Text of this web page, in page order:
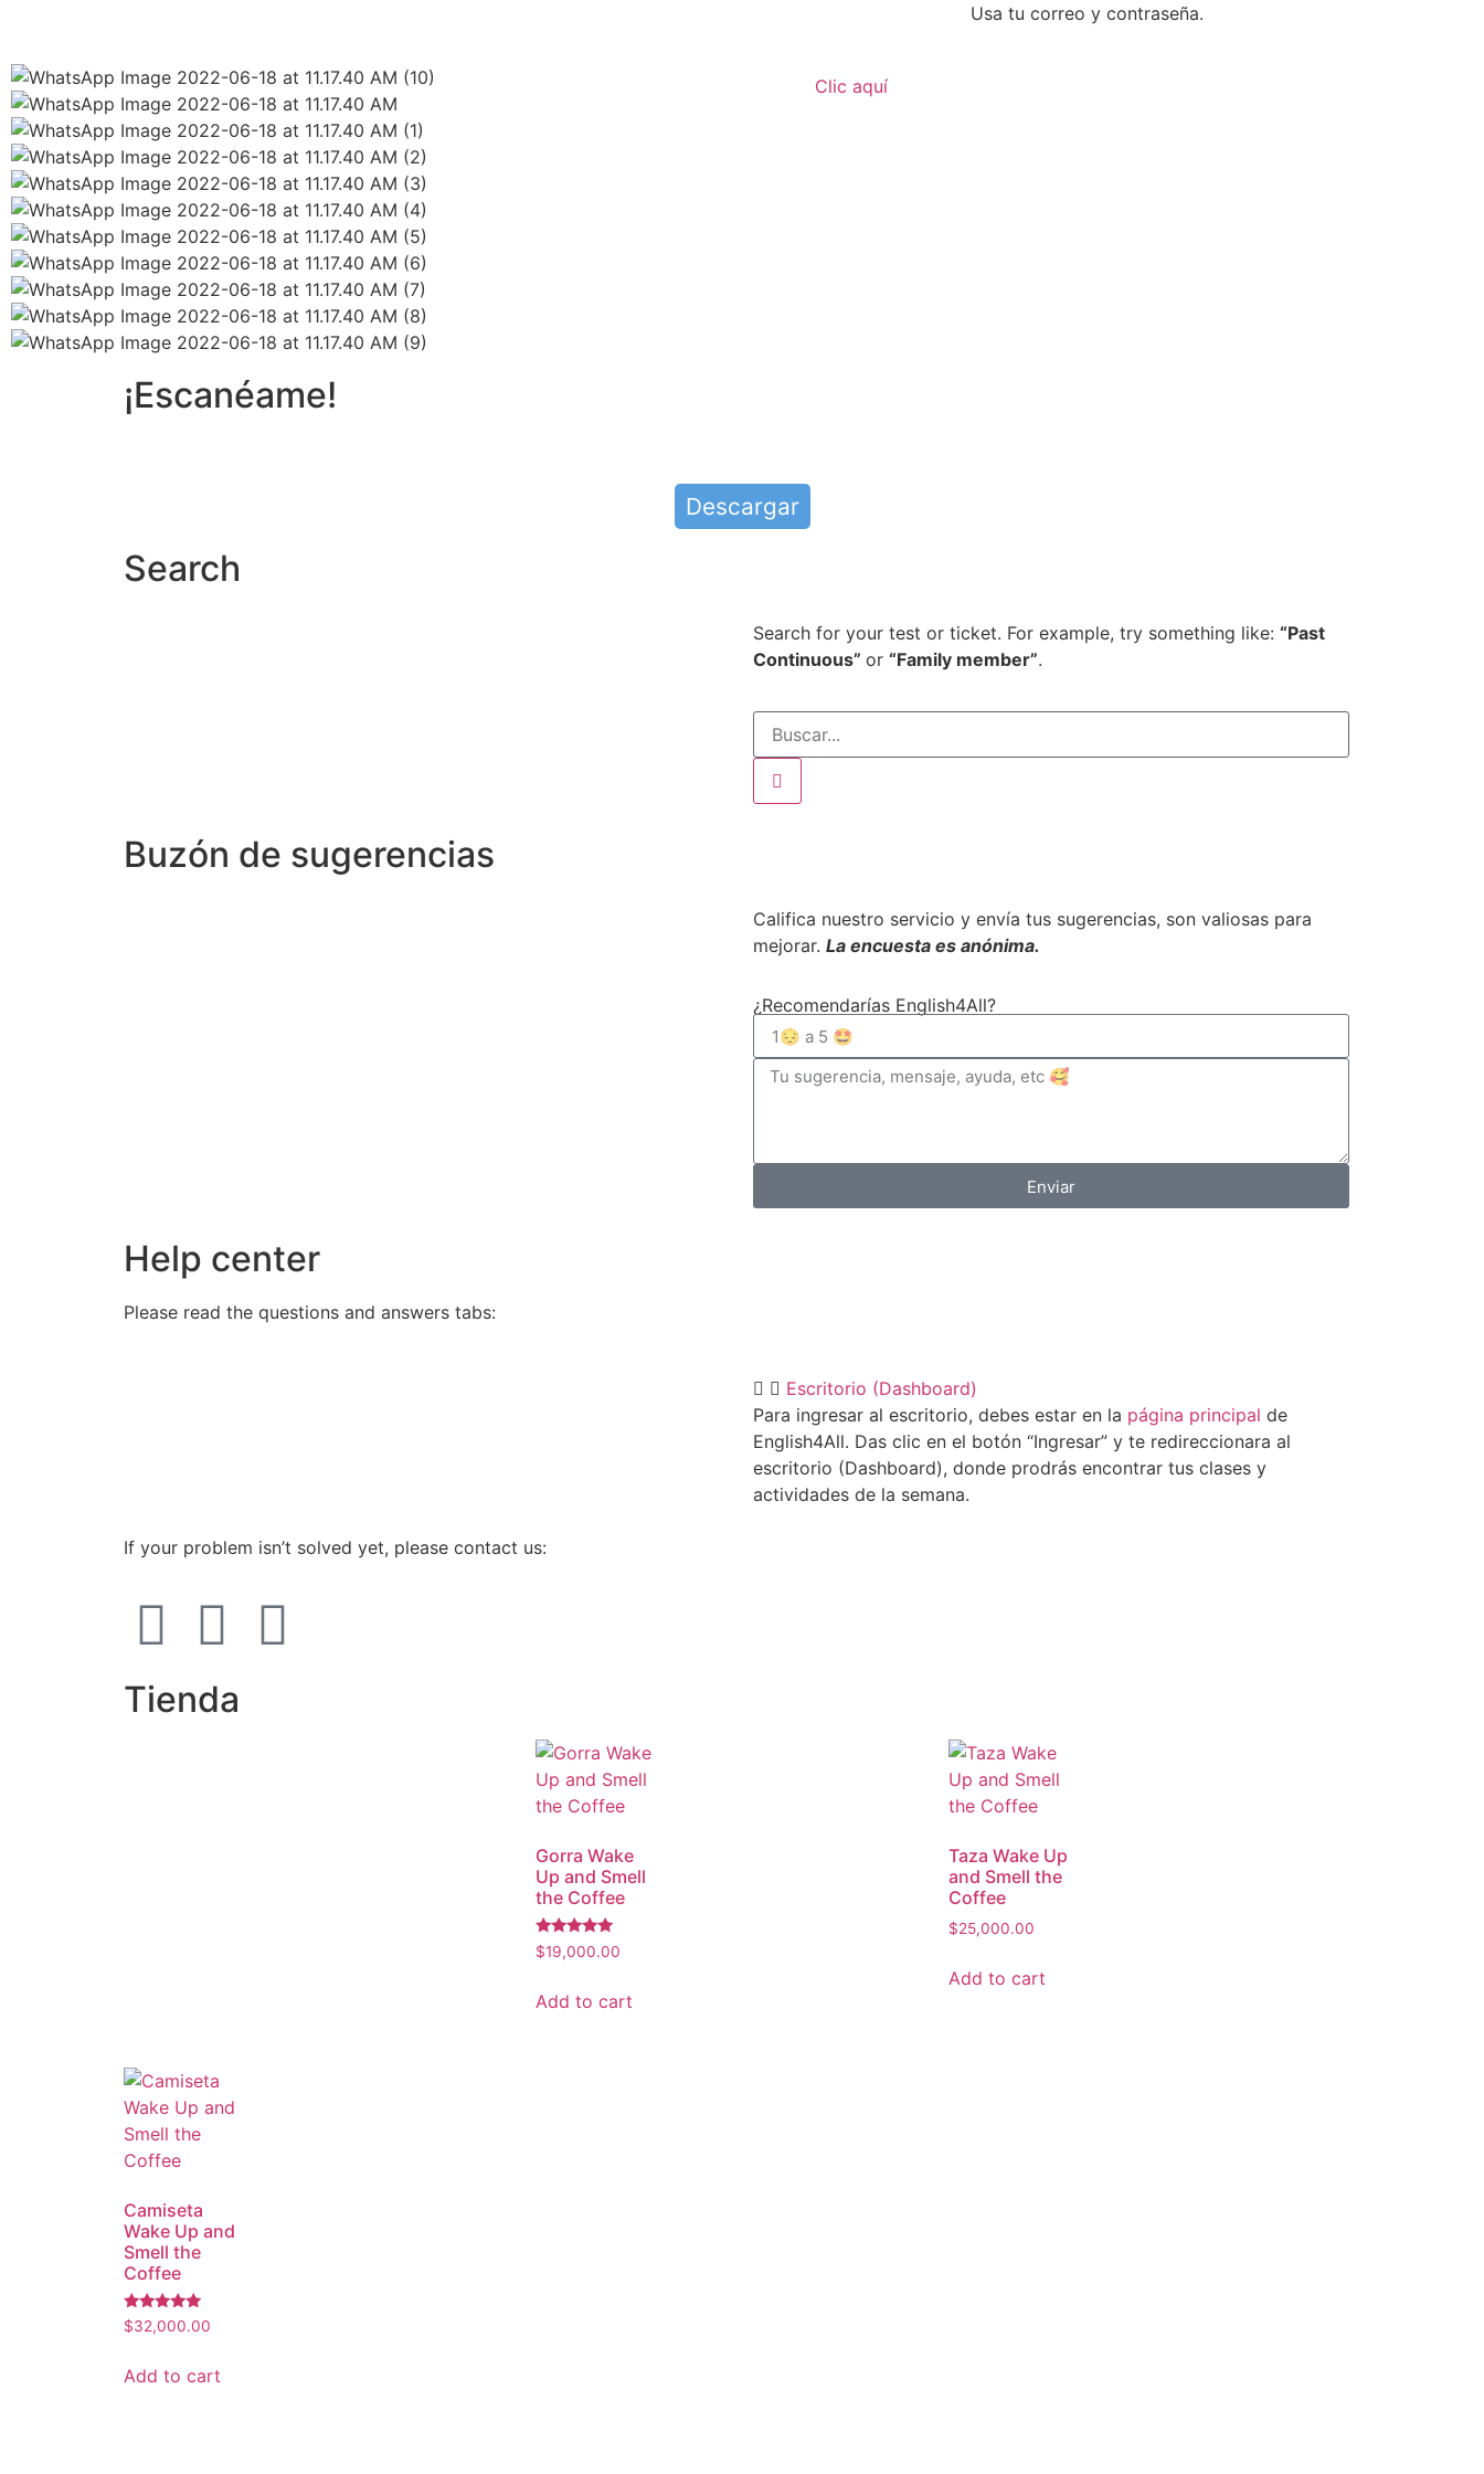
Usa tu correo y contraseña.
Clic aquí
¡Escanéame!
Descargar
Search
Search for your test or ticket. For example, try something like: “Past
Continuous” or “Family member”.
Buzón de sugerencias
Califica nuestro servicio y envía tus sugerencias, son valiosas para
mejorar. La encuesta es anónima.
¿Recomendarías English4All?
Enviar
Help center
Please read the questions and answers tabs:
Escritorio (Dashboard)
Para ingresar al escritorio, debes estar en la página principal de
English4All. Das clic en el botón “Ingresar” y te redireccionara al
escritorio (Dashboard), donde prodrás encontrar tus clases y
actividades de la semana.
If your problem isn’t solved yet, please contact us:
Tienda
Gorra Wake
Up and Smell
the Coffee
Rated
5.00
$19,000.00
Add to cart
Taza Wake Up
and Smell the
Coffee
$25,000.00
Add to cart
Camiseta
Wake Up and
Smell the
Coffee
Rated
5.00
$32,000.00
Add to cart